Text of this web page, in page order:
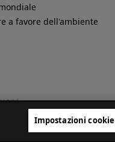
a favore dell'ambiente
Impostazioni cookie